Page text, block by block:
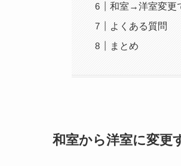
和室→洋室変更
よくある質問
まとめ
和室から洋室に変更